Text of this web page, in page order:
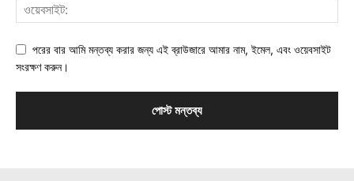
পরের বার আমি মন্তব্য করার জন্য এই ব্রাউজারে আমার নাম, ইমেল, এবং ওয়েবসাইট
সংরক্ষণ করুন।